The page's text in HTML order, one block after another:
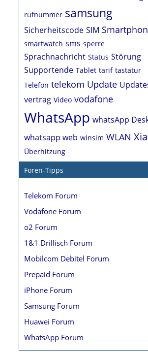
rufnummer samsung
Sicherheitscode SIM
smartwatch sms sperre
Sprachnachricht Status Störung
Supportende Tablet tarif tastatur
Telefon telekom Update
vertrag Video vodafone
WhatsApp whatsApp
whatsapp web winsim WLAN
Überhitzung
Foren-Tipps
Telekom Forum
Vodafone Forum
o2 Forum
1&1 Drillisch Forum
Mobilcom Debitel Forum
Prepaid Forum
iPhone Forum
Samsung Forum
Huawei Forum
WhatsApp Forum